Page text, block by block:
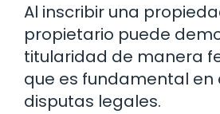
Al inscribir una
propietario puede
titularidad de manera
que es fundamental en
disputas legales.